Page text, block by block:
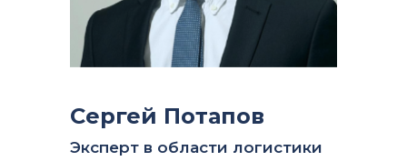
Сергей Потапов
Эксперт в области логистики